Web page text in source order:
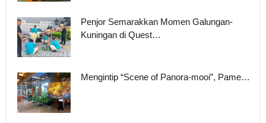
Penjor Semarakkan Momen Galungan-
Kuningan di Quest…
Mengintip “Scene of Panora-mooi”, Pame…